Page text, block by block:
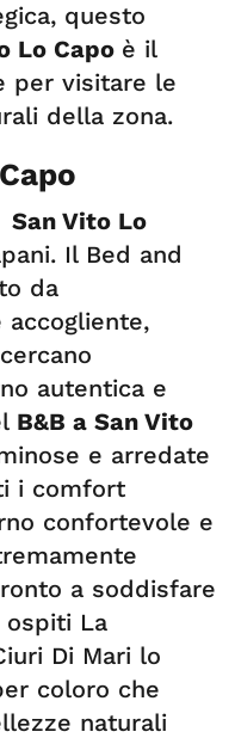
questo
Lo Capo è il
per visitare le
della zona.
San Vito Lo
Il Bed and
da
accogliente,
autentica e
B&B a San Vito
e arredate
i comfort
confortevole e
a soddisfare
ospiti La
Di Mari lo
coloro che
naturali